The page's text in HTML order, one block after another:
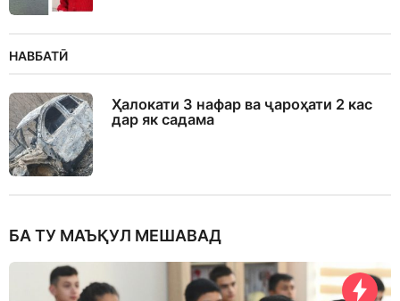
НАВБАТӢ
Ҳалокати 3 нафар ва ҷароҳати 2 кас
дар як садама
БА ТУ МАЪҚУЛ МЕШАВАД